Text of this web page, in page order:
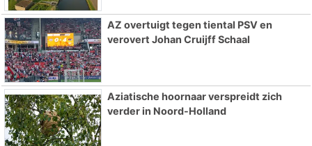
AZ overtuigt tegen tiental PSV en
verovert Johan Cruijff Schaal
Aziatische hoornaar verspreidt zich
verder in Noord-Holland